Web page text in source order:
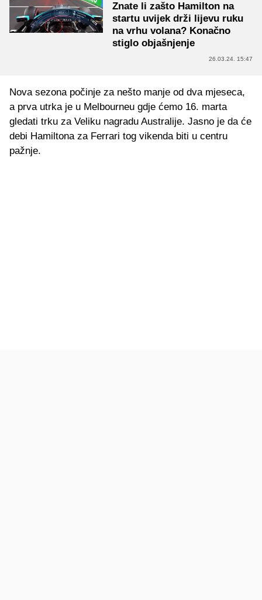
Znate li zašto Hamilton na
startu uvijek drži lijevu ruku
na vrhu volana? Konačno
stiglo objašnjenje
26.03.24. 15:47
Nova sezona počinje za nešto manje od dva mjeseca,
a prva utrka je u Melbourneu gdje ćemo 16. marta
gledati trku za Veliku nagradu Australije. Jasno je da će
debi Hamiltona za Ferrari tog vikenda biti u centru
pažnje.